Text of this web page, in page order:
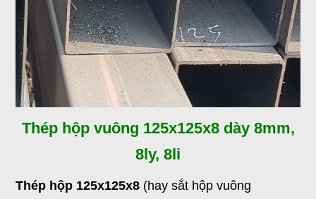
Thép hộp vuông 125x125x8 dày 8mm,
8ly, 8li
Thép hộp 125x125x8 (hay sắt hộp vuông